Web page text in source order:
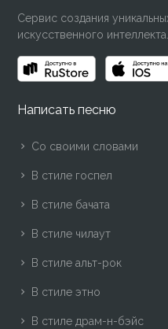
Сервис создания
искусственного интеллекта.
Написать песню
Со своими словами
В стиле госпел
В стиле бачата
В стиле чилаут
В стиле альт-рок
В стиле этно
В стиле драм-н-бэйс